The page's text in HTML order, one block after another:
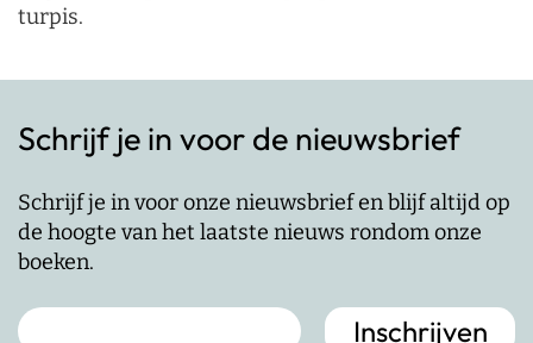
turpis.
Schrijf je in voor de nieuwsbrief
Schrijf je in voor onze nieuwsbrief en blijf altijd op
de hoogte van het laatste nieuws rondom onze
boeken.